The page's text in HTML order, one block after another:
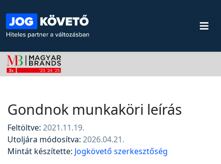
Gondnok munkaköri leírás
Feltöltve: 2021.11.19.
Utoljára módosítva: 2026.04.21.
Mintát készítette: Jogkövető szerkesztőség